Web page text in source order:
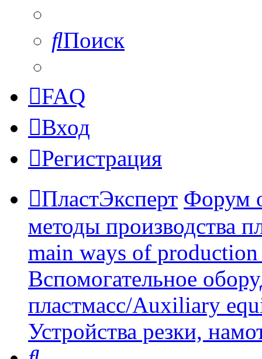
Поиск
FAQ
Вход
Регистрация
ПластЭксперт Форум
методы производства
main ways of
Вспомогательное
пластмасс/Auxiliary
Устройства резки,